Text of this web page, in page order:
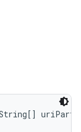
(String[]